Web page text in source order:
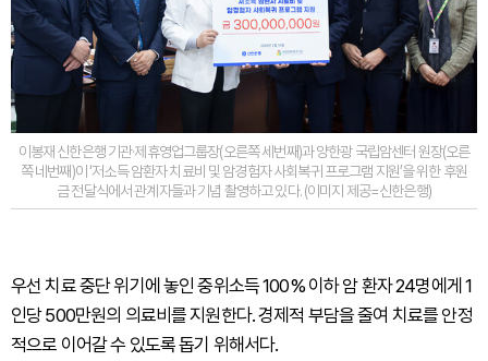
이봉재 신한은행 기관·제휴영업그룹장(오른쪽 세번째)과 양한광 국립암센터 원장(오른
쪽 네번째)이 ‘저소득 암환자 치료비 및 암경험자 사회복귀 프로그램 지원’을 위한 후원
금 전달식에서 관계자들과 기념 촬영하고 있다. (이미지 제공=신한은행)
우선 치료 중단 위기에 놓인 중위소득 100% 이하 암 환자 24명에게 1
인당 500만원의 의료비를 지원한다. 경제적 부담을 줄여 치료를 안정
적으로 이어갈 수 있도록 돕기 위해서다.